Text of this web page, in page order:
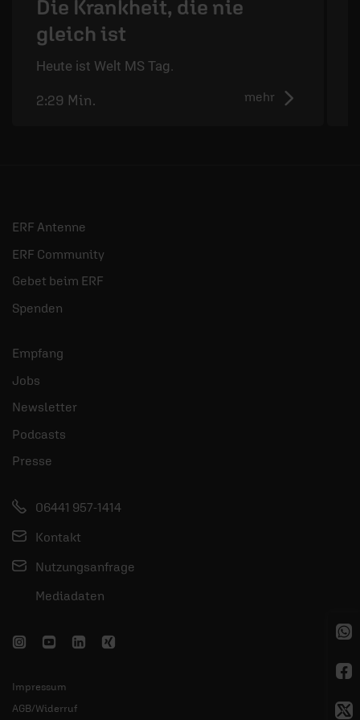
Die Krankheit, die nie
gleich ist
Heute ist Welt MS Tag.
mehr
2:29 Min.
ERF Antenne
ERF Community
Gebet beim ERF
Spenden
Empfang
Jobs
Newsletter
Podcasts
Presse
06441 957-1414
Kontakt
Nutzungsanfrage
Mediadaten
Impressum
AGB/Widerruf